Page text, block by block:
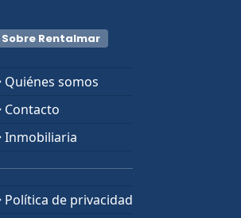
Sobre Rentalmar
Quiénes somos
Contacto
Inmobiliaria
Política de privacidad